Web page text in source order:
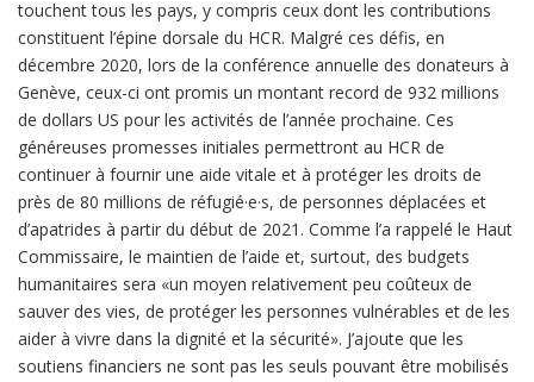
touchent tous les pays, y compris ceux dont les contributions
constituent l’épine dorsale du HCR. Malgré ces défis, en
décembre 2020, lors de la conférence annuelle des donateurs à
Genève, ceux-ci ont promis un montant record de 932 millions
de dollars US pour les activités de l’année prochaine. Ces
généreuses promesses initiales permettront au HCR de
continuer à fournir une aide vitale et à protéger les droits de
près de 80 millions de réfugié·e·s, de personnes déplacées et
d’apatrides à partir du début de 2021. Comme l’a rappelé le Haut
Commissaire, le maintien de l’aide et, surtout, des budgets
humanitaires sera «un moyen relativement peu coûteux de
sauver des vies, de protéger les personnes vulnérables et de les
aider à vivre dans la dignité et la sécurité». J’ajoute que les
soutiens financiers ne sont pas les seuls pouvant être mobilisés